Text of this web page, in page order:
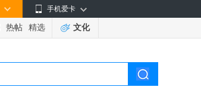
手机爱卡
热帖 精选 文化